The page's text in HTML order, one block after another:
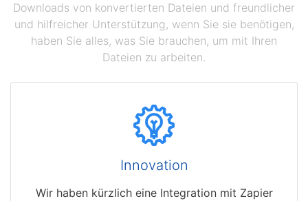
Downloads von konvertierten Dateien und freundlicher
und hilfreicher Unterstützung, wenn Sie sie benötigen,
haben Sie alles, was Sie brauchen, um mit Ihren
Dateien zu arbeiten.
Innovation
Wir haben kürzlich eine Integration mit Zapier